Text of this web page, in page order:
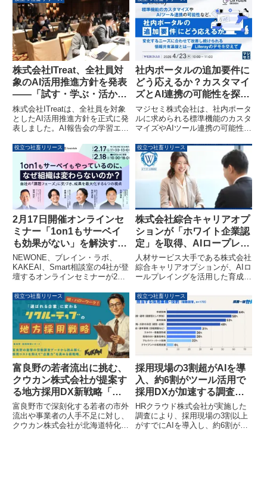
ンド「PLANÉ SOCIE⁺」に併設
され、マンション入居者には利用
手数料無料や月額利用料割引とい
った優待が提供されます。旗の台
駅から徒歩2分の好立地で、24時
間365日利用可能なワークスペー
スとして、多様な働き方をサポー
トします。
ました。多くの企業が直面するAI
導入の課題を解決し、企業の業務
効率化と生産性向上を強力に推進
します。
株式会社ITreat、全社員対
象のAI活用推進方針を発表
——「試す・学ぶ・活か
す」文化で業務効率向上と
リテラシー底上げへ
株式会社ITreatは、全社員を対象
としたAI活用推進方針を正式に発
表しました。AI報告会の学習エン
度の導入、既存のAIツール利用補
助制度の活用を通じて、業務効率
の向上と組織全体のAIリテラシー
の底上げを目指します。
社内ポータルの追加要件に
どう応えるか？カスタマイ
ズとAI連携の可能性を探る
ウェビナー開催
マジセミ株式会社は、社内ポータ
ルに求められる標準機能のカスタ
マイズやAIツール連携の可能性に
年4月23日に開催します。変化す
るビジネスニーズに対応し続ける
情報共有基盤の実現方法につい
て、「Liferay DXP」のデモを交
えて解説します。
役立つ社畜リリース
2月17日開催オンラインセ
ミナー「1on1もサーベイ
も効果がない」を解決する
4つの視点とは？
NEWONE、ブレイン・ラボ、
KAKEAI、Smart相談室の4社が登
壇するオンラインセミナーが2月
ーでは、「1on1やサーベイを導
入しても成果が出ない」「新しい
人材が定着しない」といった組織
の課題に対し、「設計・検知・対
話・自律」の4つの視点から具体
的な解決策が解説されます。人材
定着・育成の各フェーズに合わせ
た施策の重要性や、各社の最新成
長戦略が紹介される予定です。
役立つ社畜リリース
株式会社綜合キャリアオプ
ションが「ホワイト企業認
定」を取得、AIロープレと
人事DXで組織変革を推進
人材サービス大手である株式会社
綜合キャリアオプションが、AIロ
ールプレイングを活用した育成施
価され、「ホワイト企業認定」を
取得しました。少子高齢化による
労働力不足や採用難、業務負担の
増加といった課題に対し、同社は
持続可能な経営を目指し、社員が
安心して長く働ける環境づくりを
進めています。
役立つ社畜リリース
富良野の若者流出に挑む、
クウカン株式会社が提案す
る地方採用DX新戦略「リ
クルーティブ」
富良野市で深刻化する若者の市外
流出や事業者の人手不足に対し、
クウカン株式会社が北海道特化型
役立つ社畜リリース
採用現場の3割超がAIを導
入、約6割がツール活用で
採用DXが加速する調査結
果が公開されました
HRクラウド株式会社が実施した
調査により、採用現場の3割以上
がすでにAIを導入し、約6割が採